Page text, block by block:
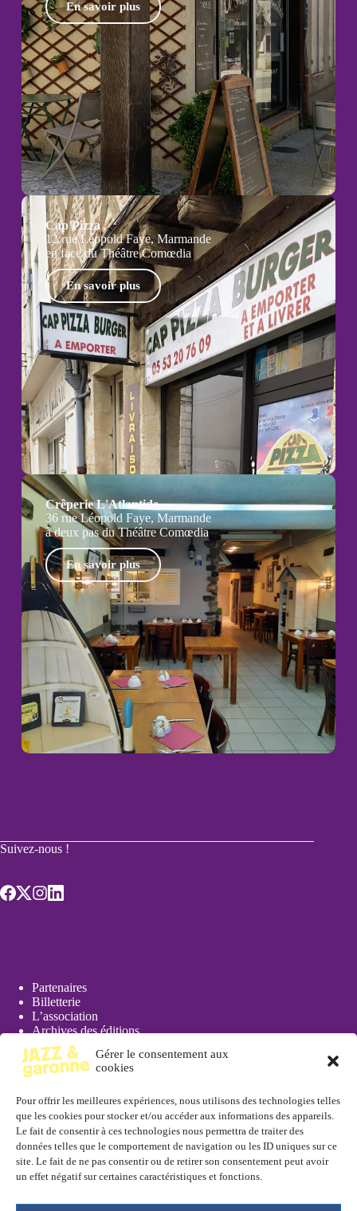
Gérer le consentement aux
cookies
Pour offrir les meilleures expériences, nous utilisons des technologies telles
que les cookies pour stocker et/ou accéder aux informations des appareils.
Le fait de consentir à ces technologies nous permettra de traiter des
données telles que le comportement de navigation ou les ID uniques sur ce
site. Le fait de ne pas consentir ou de retirer son consentement peut avoir
un effet négatif sur certaines caractéristiques et fonctions.
En savoir plus
Cap Pizza
12 rue Léopold Faye, Marmande
en face du Théâtre Comœdia
En savoir plus
Crêperie L'Atlantide
36 rue Léopold Faye, Marmande
à deux pas du Théâtre Comœdia
En savoir plus
Suivez-nous !
Partenaires
Billetterie
L’association
Archives des éditions
Actualités
Presse
Réserver
En ligne depuis la pagebilletterieou à l'Office de Tourisme de